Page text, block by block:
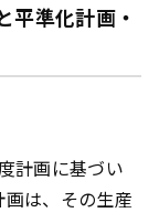
平準化計画・
計画に基づい
は、その生産